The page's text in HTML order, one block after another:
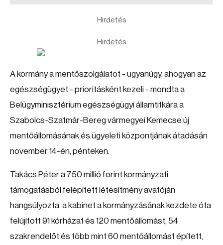
Hirdetés
Hirdetés
A kormány a mentőszolgálatot - ugyanúgy, ahogyan az
egészségügyet - prioritásként kezeli - mondta a
Belügyminisztérium egészségügyi államtitkára a
Szabolcs-Szatmár-Bereg vármegyei Kemecse új
mentőállomásának és ügyeleti központjának átadásán
november 14-én, pénteken.
Takács Péter a 750 millió forint kormányzati
támogatásból felépített létesítmény avatóján
hangsúlyozta: a kabinet a kormányzásának kezdete óta
felújított 91 kórházat és 120 mentőállomást, 54
szakrendelőt és több mint 60 mentőállomást épített,